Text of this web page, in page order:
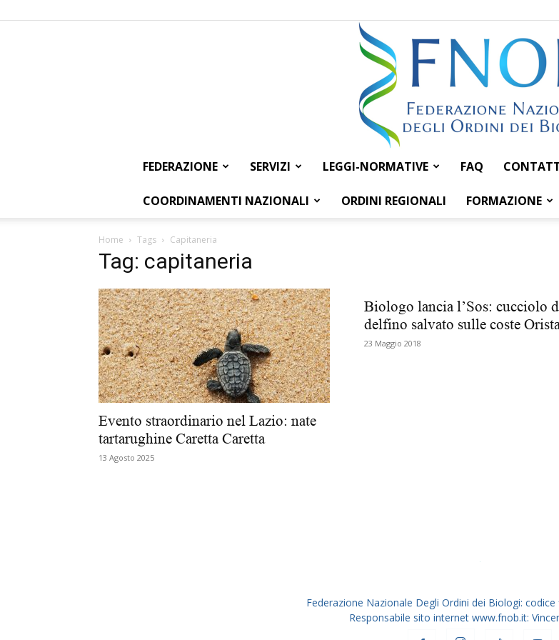
Federazione
dei
FEDERAZIONE SERVIZI LEGGI-NORMATIVE FAQ
COORDINAMENTI NAZIONALI ORDINI REGIONALI FORMAZIONE
Home Tags Capitaneria
Tag: capitaneria
Evento straordinario nel Lazio: nate
tartarughine Caretta Caretta
13 Agosto 2025
Biologo lancia l’Sos: cucciolo
delfino salvato sulle coste
23 Maggio 2018
Federazione Nazionale Degli Ordini dei Biologi:
Responsabile sito internet www.fnob.it: